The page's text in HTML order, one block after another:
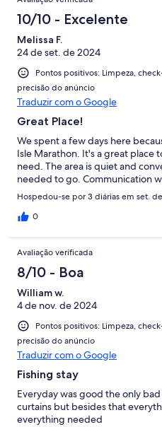
10/10 - Excelente
Melissa F.
24 de set. de 2024
Pontos positivos: Limpeza,
precisão do anúncio
Traduzir com o Google
Great Place!
We spent a few days here
Isle Marathon. It's a great place
need. The area is quiet and
needed to go. Communication
Hospedou-se por 3 diárias em set.
0
Avaliação verificada
8/10 - Boa
William w.
4 de nov. de 2024
Pontos positivos: Limpeza,
precisão do anúncio
Traduzir com o Google
Fishing stay
Everyday was good the only
curtains but besides that
everything needed